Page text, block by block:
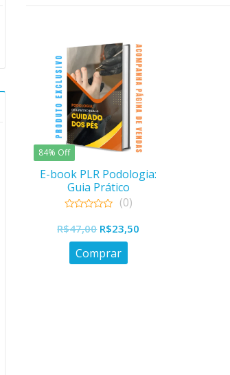
84% Off
E-book PLR Podologia:
Guia Prático
out
of
(0)
R$47,00 R$23,50
Comprar